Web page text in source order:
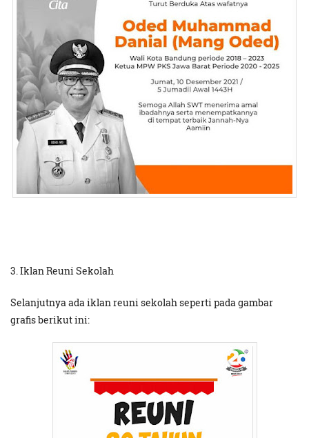
3. Iklan Reuni Sekolah
Selanjutnya ada iklan reuni sekolah seperti pada gambar
grafis berikut ini: